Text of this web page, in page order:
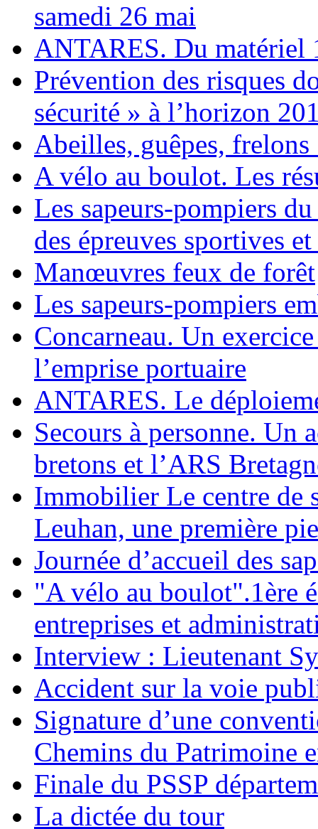
samedi 26 mai
ANTARES. Du matériel
Prévention des risques
sécurité » à l’horizon
Abeilles, guêpes, frelons
A vélo au boulot. Les
Les sapeurs-pompiers
des épreuves sportives
Manœuvres feux de forêt
Les sapeurs-pompiers
Concarneau. Un
l’emprise portuaire
ANTARES. Le
Secours à personne. Un
bretons et l’ARS
Immobilier Le centre de
Leuhan, une première
Journée d’accueil des
"A vélo au boulot".1ère
entreprises et
Interview : Lieutenant
Accident sur la voie
Signature d’une
Chemins du Patrimoine
Finale du PSSP
La dictée du tour